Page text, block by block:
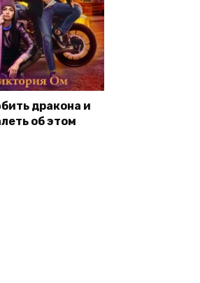
дракона и
об этом